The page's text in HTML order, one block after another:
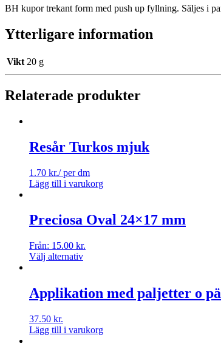
BH kupor trekant form med push up fyllning. Säljes i
Ytterligare information
Vikt 20 g
Relaterade produkter
Resår Turkos mjuk
1.70 kr./ per dm
Lägg till i varukorg
Preciosa Oval 24×17 mm
Från: 15.00 kr.
Välj alternativ
Applikation med paljetter o
37.50 kr.
Lägg till i varukorg